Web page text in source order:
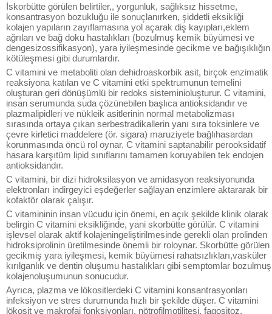
İskorbütte görülen belirtiler,, yorgunluk, sağlıksız hissetme,
konsantrasyon bozukluğu ile sonuçlanırken, şiddetli eksikliği
kolajen yapıların zayıflamasına yol açarak diş kayıpları,eklem
ağrıları ve bağ doku hastalıkları (bozulmuş kemik büyümesi ve
dengesizossifikasyon), yara iyileşmesinde gecikme ve bağışıklığın
kötüleşmesi gibi durumlardır.
C vitamini ve metaboliti olan dehidroaskorbik asit, birçok enzimatik
reaksiyona katılan ve C vitamini etki spektrumunun temelini
oluşturan geri dönüşümlü bir redoks sisteminioluşturur. C vitamini,
insan serumunda suda çözünebilen başlıca antioksidandır ve
plazmalipidleri ve nükleik asitlerinin normal metabolizması
sırasında ortaya çıkan serbestradikallerin yanı sıra toksinlere ve
çevre kirletici maddelere (ör. sigara) maruziyete bağlıhasardan
korunmasında öncü rol oynar. C vitamini saptanabilir perooksidatif
hasara karşıtüm lipid sınıflarını tamamen koruyabilen tek endojen
antioksidandır.
C vitamini, bir dizi hidroksilasyon ve amidasyon reaksiyonunda
elektronları indirgeyici eşdeğerler sağlayan enzimlere aktararak bir
kofaktör olarak çalışır.
C vitamininin insan vücudu için önemi, en açık şekilde klinik olarak
belirgin C vitamini eksikliğinde, yani skorbütte görülür. C vitamini
işlevsel olarak aktif kolajeningeliştirilmesinde gerekli olan prolinden
hidroksiprolinin üretilmesinde önemli bir roloynar. Skorbütte görülen
gecikmiş yara iyileşmesi, kemik büyümesi rahatsızlıkları,vasküler
kırılganlık ve dentin oluşumu hastalıkları gibi semptomlar bozulmuş
kolajenoluşumunun sonucudur.
Ayrıca, plazma ve lökositlerdeki C vitamini konsantrasyonları
infeksiyon ve stres durumunda hızlı bir şekilde düşer. C vitamini
lökosit ve makrofaj fonksiyonları, nötrofilmotilitesi, fagositoz,